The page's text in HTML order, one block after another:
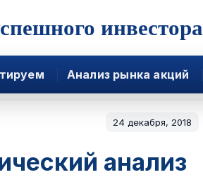
инвестора
Анализ рынка акций
24 декабря, 2018
анализ